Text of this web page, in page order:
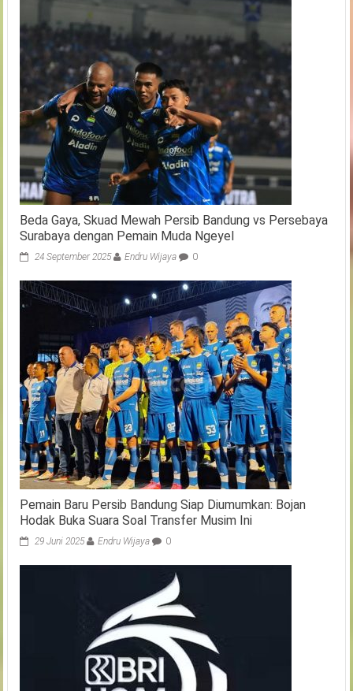
Beda Gaya, Skuad Mewah Persib Bandung vs Persebaya
Surabaya dengan Pemain Muda Ngeyel
24 September 2025 Endru Wijaya 0
Pemain Baru Persib Bandung Siap Diumumkan: Bojan
Hodak Buka Suara Soal Transfer Musim Ini
29 Juni 2025 Endru Wijaya 0